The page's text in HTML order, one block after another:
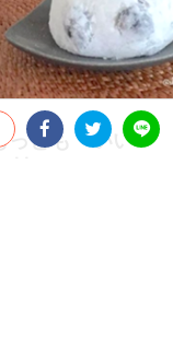
っとも「いい